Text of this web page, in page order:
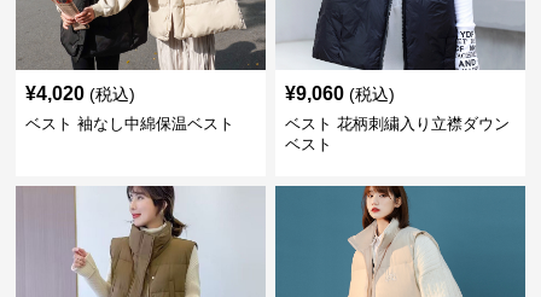
¥4,020 (税込)
ベスト 袖なし中綿保温ベスト
¥9,060 (税込)
ベスト 花柄刺繍入り立襟ダウン
ベスト